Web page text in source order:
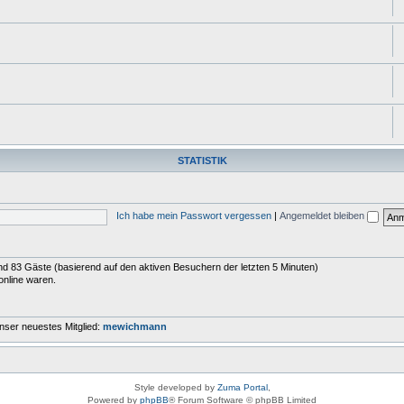
STATISTIK
Ich habe mein Passwort vergessen Angemeldet bleiben
83 Gäste (basierend auf den aktiven Besuchern der letzten 5 Minuten)
waren.
neuestes Mitglied: mewichmann
Style developed by Zuma Portal,
Powered by phpBB® Forum Software © phpBB Limited